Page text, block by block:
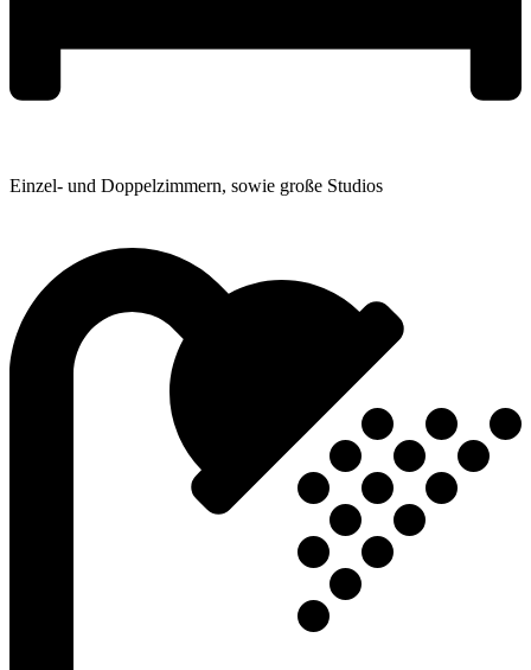
Einzel- und Doppelzimmern, sowie große Studios